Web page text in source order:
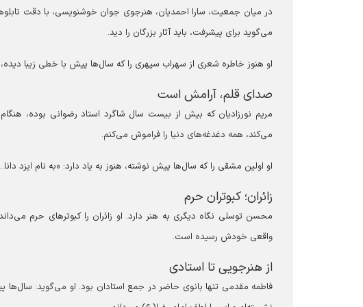
در میان جمعیت، سارا احمدیان، هنرجوی جوان خوشنویسی، با دقت
می‌گوید برای پیشرفت، باید آثار بزرگان را دید.
او هنوز خاطره شعری از سهراب سپهری را که سال‌ها پیش با خطی زیبا
صدای قلم، آرامش است
مریم نورزادیان که بیش از بیست سال شاگرد استاد رضوانی بوده،
می‌کند، همه دغدغه‌های دنیا را فراموش می‌کنم.
او اولین مشقی را که سال‌ها پیش نوشته، هنوز به یاد دارد: «به نام ایزد
زائران؛ کبوتران حرم
محسن توسلی نگاه دیگری به هنر دارد. او زائران را کبوترهای حرم
واقعی خودش رسیده است.
از هنرجویی تا استادی
فاطمه مقدمی تنها بانوی حاضر در جمع استادان بود. او می‌گوید: سال‌ها